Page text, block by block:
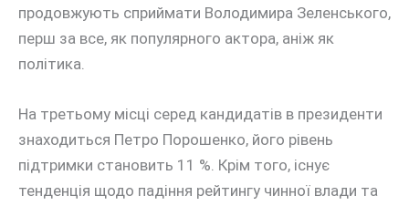
продовжують сприймати Володимира Зеленського,
перш за все, як популярного актора, аніж як
політика.
На третьому місці серед кандидатів в президенти
знаходиться Петро Порошенко, його рівень
підтримки становить 11 %. Крім того, існує
тенденція щодо падіння рейтингу чинної влади та